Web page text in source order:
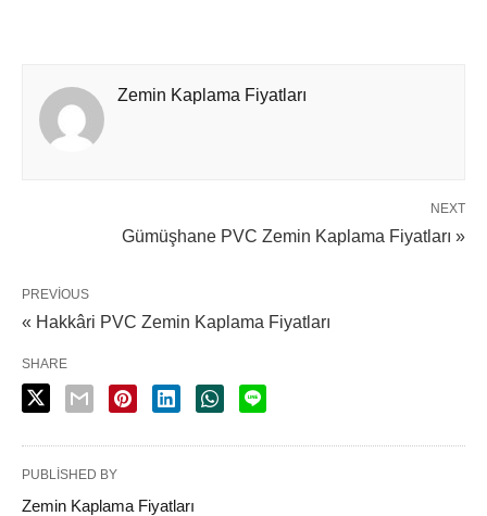
Zemin Kaplama Fiyatları
NEXT
Gümüşhane PVC Zemin Kaplama Fiyatları »
PREVIOUS
« Hakkâri PVC Zemin Kaplama Fiyatları
SHARE
PUBLISHED BY
Zemin Kaplama Fiyatları